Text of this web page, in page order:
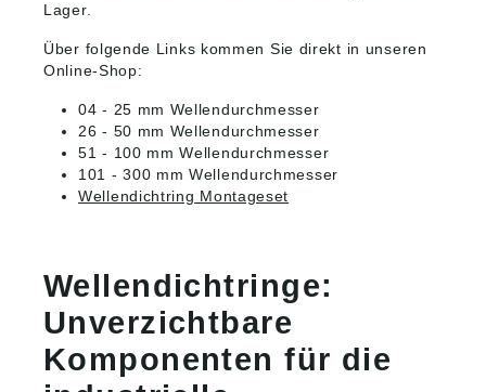
Lager.
Über folgende Links kommen Sie direkt in unseren
Online-Shop:
04 - 25 mm Wellendurchmesser
26 - 50 mm Wellendurchmesser
51 - 100 mm Wellendurchmesser
101 - 300 mm Wellendurchmesser
Wellendichtring Montageset
Wellendichtringe:
Unverzichtbare
Komponenten für die